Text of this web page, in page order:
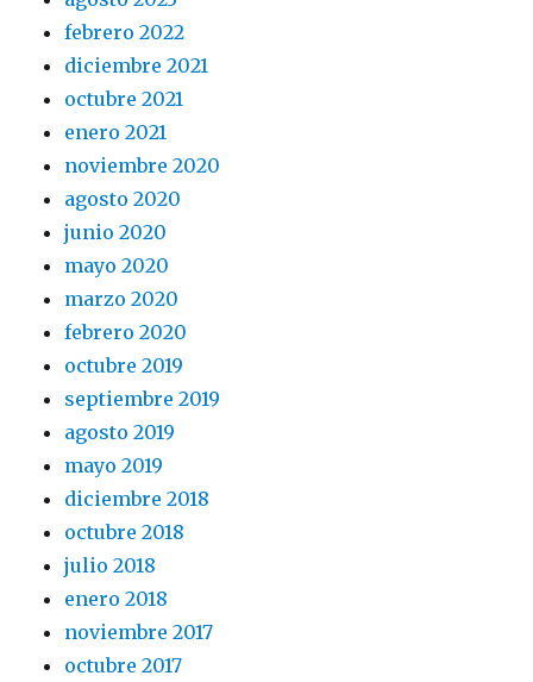
febrero 2022
diciembre 2021
octubre 2021
enero 2021
noviembre 2020
agosto 2020
junio 2020
mayo 2020
marzo 2020
febrero 2020
octubre 2019
septiembre 2019
agosto 2019
mayo 2019
diciembre 2018
octubre 2018
julio 2018
enero 2018
noviembre 2017
octubre 2017